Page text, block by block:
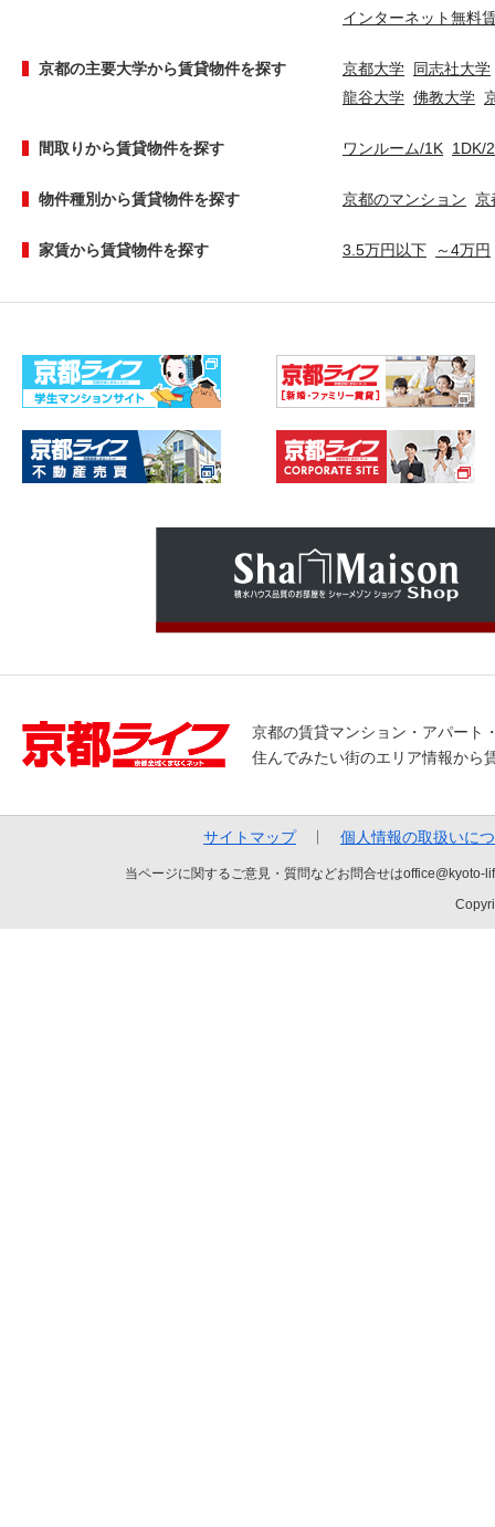
インターネット無料
京都の主要大学から賃貸物件を探す 京都大学 同志社大学
龍谷大学 佛教大学
間取りから賃貸物件を探す ワンルーム/1K 1DK/
物件種別から賃貸物件を探す 京都のマンション 京
家賃から賃貸物件を探す 3.5万円以下 ～4万円
京都の賃貸マンション・アパート
住んでみたい街のエリア情報から
サイトマップ 個人情報の取扱いに
当ページに関するご意見・質問などお問合せは